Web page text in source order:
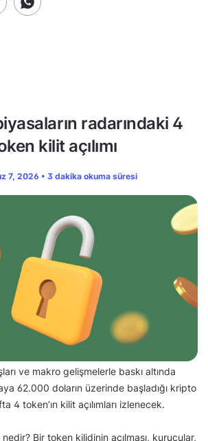
radarındaki 4
kilit açılımı
7, 2026 • 3 dakika okuma süresi
ve makro gelişmelerle baskı altında
62.000 doların üzerinde başladığı kripto
4 token’ın kilit açılımları izlenecek.
nedir? Bir token kilidinin açılması, kurucular,